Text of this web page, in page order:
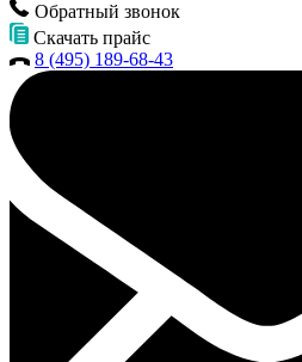
Обратный звонок
Скачать прайс
8 (495) 189-68-43